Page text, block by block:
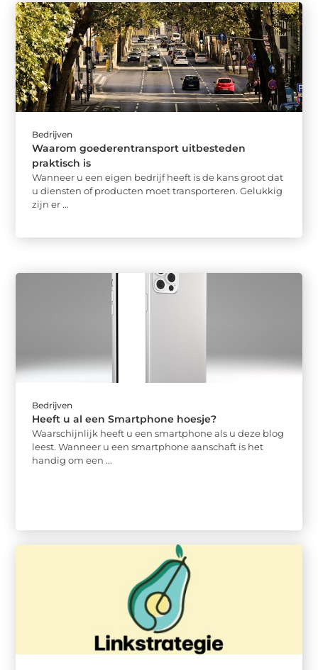
Bedrijven
Waarom goederentransport uitbesteden
praktisch is
Wanneer u een eigen bedrijf heeft is de kans groot dat
u diensten of producten moet transporteren. Gelukkig
zijn er ...
Bedrijven
Heeft u al een Smartphone hoesje?
Waarschijnlijk heeft u een smartphone als u deze blog
leest. Wanneer u een smartphone aanschaft is het
handig om een ...